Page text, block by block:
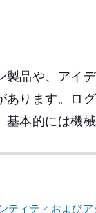
製品や、アイ
あります。ロ
本的には機
ティティおよび